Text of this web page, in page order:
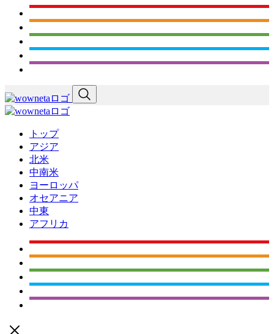
トップ
アジア
北米
中南米
ヨーロッパ
オセアニア
中東
アフリカ